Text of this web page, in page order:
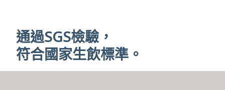
通過SGS檢驗，
符合國家生飲標準。